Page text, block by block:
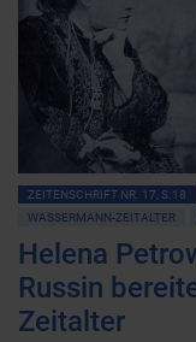
ZEITENSCHRIFT NR. 17, S.18
WASSERMANN-ZEITALTER
Helena
Russin
Zeitalter